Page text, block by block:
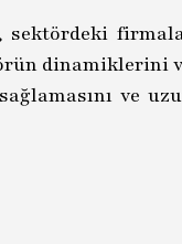
sektördeki
ve